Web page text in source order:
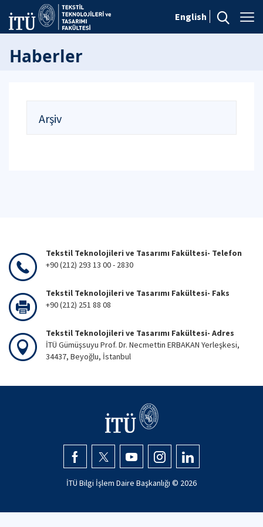
English
Haberler
Arşiv
Tekstil Teknolojileri ve Tasarımı Fakültesi- Telefon
+90 (212) 293 13 00 - 2830
Tekstil Teknolojileri ve Tasarımı Fakültesi- Faks
+90 (212) 251 88 08
Tekstil Teknolojileri ve Tasarımı Fakültesi- Adres
İTÜ Gümüşsuyu Prof. Dr. Necmettin ERBAKAN Yerleşkesi,
34437, Beyoğlu, İstanbul
İTÜ Bilgi İşlem Daire Başkanlığı © 2026